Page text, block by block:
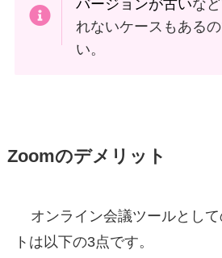
バージョンが古いな
れないケースもある
い。
Zoomのデメリット
オンライン会議ツールとして
トは以下の3点です。